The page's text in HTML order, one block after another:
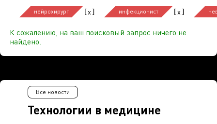
нейрохирург [x] инфекционист [x]
К сожалению, на ваш поисковый запрос ничего не
найдено.
Технологии в медицине
Все новости